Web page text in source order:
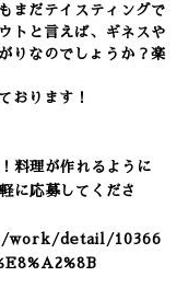
まだテイスティングで
トと言えば、ギネスや
りなのでしょうか？楽
おります！
料理が作れるように
に応募してくださ
work/detail/10366